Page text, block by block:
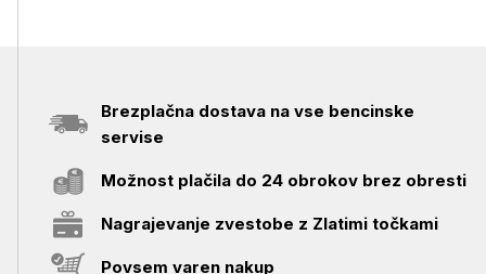
Brezplačna dostava na vse bencinske
servise
Možnost plačila do 24 obrokov brez obresti
Nagrajevanje zvestobe z Zlatimi točkami
Povsem varen nakup